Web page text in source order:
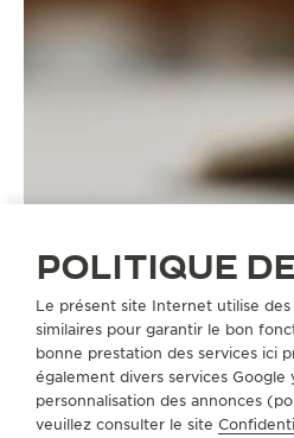
BRACELETS
A PROPOS DE NOUS
POLITIQUE
Le présent site Internet utilise
similaires pour garantir le bon
bonne prestation des services ici
également divers services Google
personnalisation des annonces
veuillez consulter le site